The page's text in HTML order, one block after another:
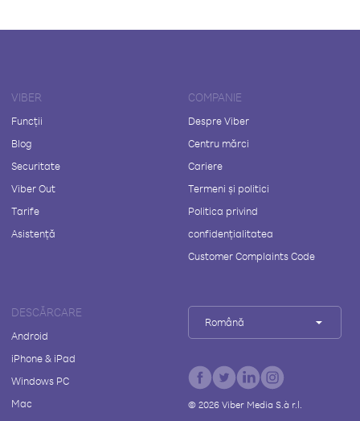
VIBER
Funcții
Blog
Securitate
Viber Out
Tarife
Asistență
COMPANIE
Despre Viber
Centru mărci
Cariere
Termeni și politici
Politica privind
confidențialitatea
Customer Complaints Code
DESCĂRCARE
Android
iPhone & iPad
Windows PC
Mac
Română
© 2026Viber Media S.à r.l.